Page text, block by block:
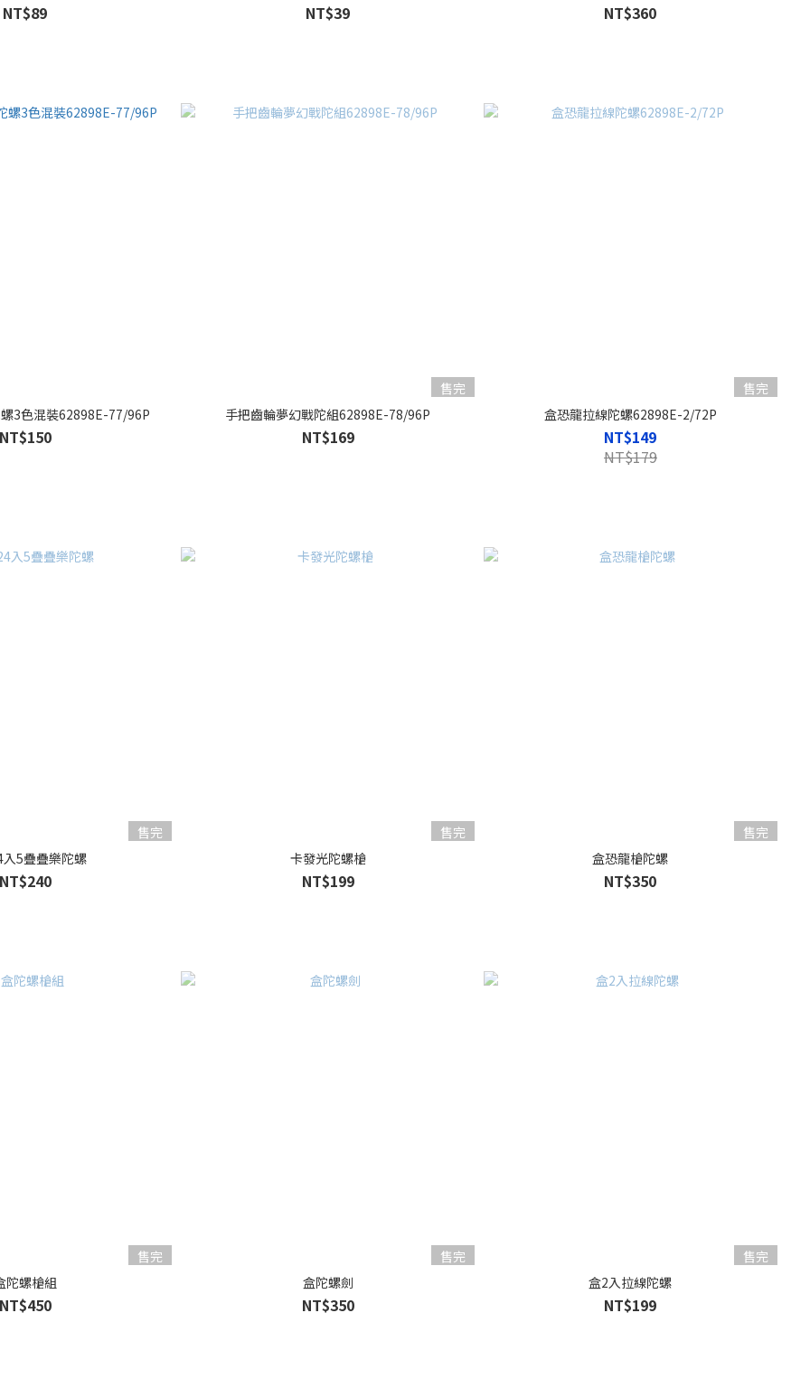
NT$89 NT$39 NT$360
3色混裝62898E-77/96P
售完
手把齒輪夢幻戰陀組62898E-78/96P
NT$169
售完
盒恐龍拉線陀螺62898E-2/72P
NT$149
NT$179
售完
5疊疊樂陀螺
售完
卡發光陀螺槍
NT$199
售完
盒恐龍槍陀螺
NT$350
售完
陀螺槍組
售完
盒陀螺劍
NT$350
售完
盒2入拉線陀螺
NT$199